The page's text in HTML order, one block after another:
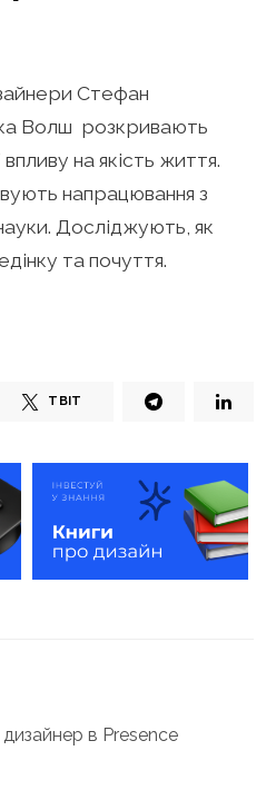
Стефан
Волш розкривають
на якість життя.
напрацювання з
Досліджують, як
та почуття.
ТВІТ
в Presence